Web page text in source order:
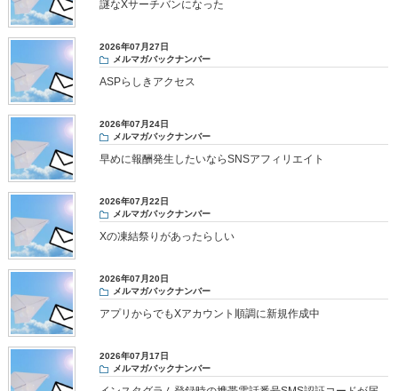
謎なXサーチバンになった
2026年07月27日
メルマガバックナンバー
ASPらしきアクセス
2026年07月24日
メルマガバックナンバー
早めに報酬発生したいならSNSアフィリエイト
2026年07月22日
メルマガバックナンバー
Xの凍結祭りがあったらしい
2026年07月20日
メルマガバックナンバー
アプリからでもXアカウント順調に新規作成中
2026年07月17日
メルマガバックナンバー